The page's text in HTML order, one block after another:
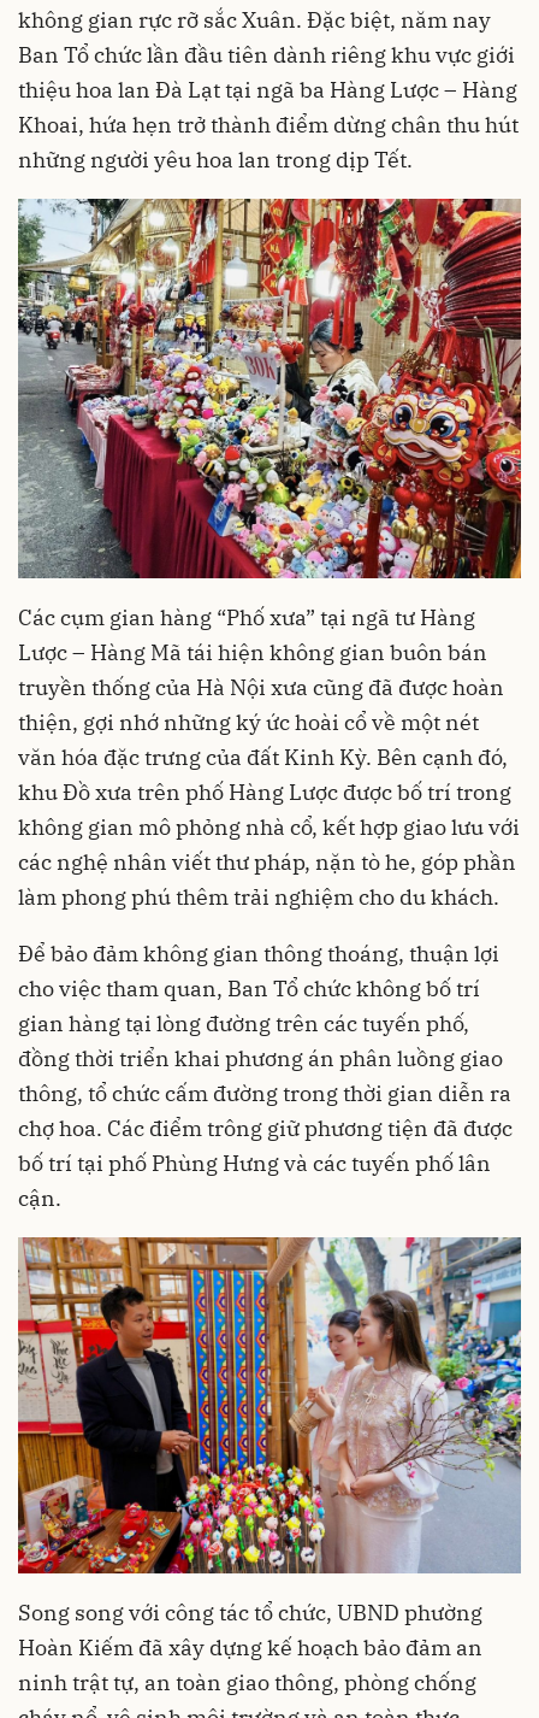
không gian rực rỡ sắc Xuân. Đặc biệt, năm nay
Ban Tổ chức lần đầu tiên dành riêng khu vực giới
thiệu hoa lan Đà Lạt tại ngã ba Hàng Lược – Hàng
Khoai, hứa hẹn trở thành điểm dừng chân thu hút
những người yêu hoa lan trong dịp Tết.
Các cụm gian hàng “Phố xưa” tại ngã tư Hàng
Lược – Hàng Mã tái hiện không gian buôn bán
truyền thống của Hà Nội xưa cũng đã được hoàn
thiện, gợi nhớ những ký ức hoài cổ về một nét
văn hóa đặc trưng của đất Kinh Kỳ. Bên cạnh đó,
khu Đồ xưa trên phố Hàng Lược được bố trí trong
không gian mô phỏng nhà cổ, kết hợp giao lưu với
các nghệ nhân viết thư pháp, nặn tò he, góp phần
làm phong phú thêm trải nghiệm cho du khách.
Để bảo đảm không gian thông thoáng, thuận lợi
cho việc tham quan, Ban Tổ chức không bố trí
gian hàng tại lòng đường trên các tuyến phố,
đồng thời triển khai phương án phân luồng giao
thông, tổ chức cấm đường trong thời gian diễn ra
chợ hoa. Các điểm trông giữ phương tiện đã được
bố trí tại phố Phùng Hưng và các tuyến phố lân
cận.
Song song với công tác tổ chức, UBND phường
Hoàn Kiếm đã xây dựng kế hoạch bảo đảm an
ninh trật tự, an toàn giao thông, phòng chống